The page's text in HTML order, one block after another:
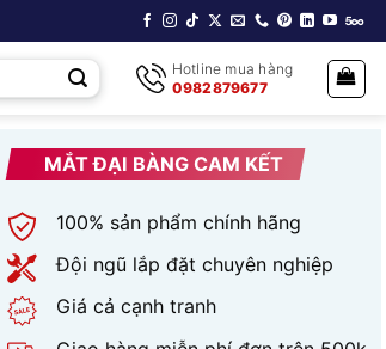
Hotline mua hàng
0982879677
MẮT ĐẠI BÀNG CAM KẾT
100% sản phẩm chính hãng
Đội ngũ lắp đặt chuyên nghiệp
Giá cả cạnh tranh